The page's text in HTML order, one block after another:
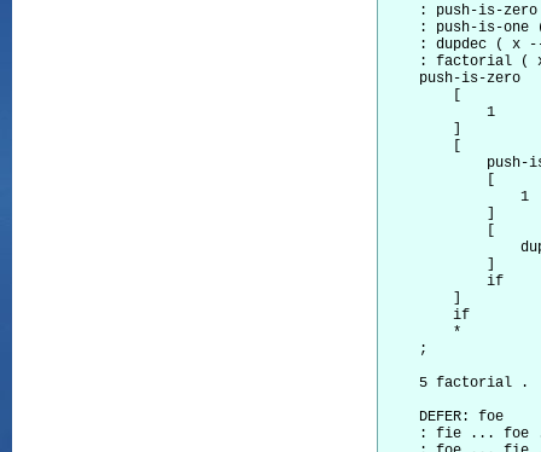
: push-is-
: push-is-one
: dupdec ( x
: factorial (
    push-is-zero
        [
            1
        ]
        [
push-
            [
                1
            ]
            [
            ]
            if
        ]
        if
        *
    ;
5 factorial .
    DEFER: foe
: fie ... foe